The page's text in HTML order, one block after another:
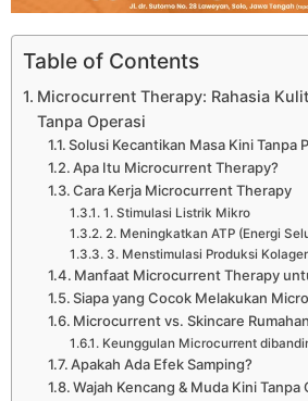
Table of Contents
Microcurrent Therapy: Rahasia
Tanpa Operasi
Solusi Kecantikan Masa Kini Tanpa
Apa Itu Microcurrent Therapy?
Cara Kerja Microcurrent Therapy
1. Stimulasi Listrik Mikro
2. Meningkatkan ATP (Energi
3. Menstimulasi Produksi
Manfaat Microcurrent Therapy
Siapa yang Cocok Melakukan
Microcurrent vs. Skincare
Keunggulan Microcurrent
Apakah Ada Efek Samping?
Wajah Kencang & Muda Kini Tanpa